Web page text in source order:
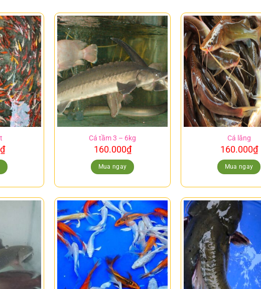
₫
Cá tầm 3 – 6kg
160.000₫
Mua ngay
Cá lăng
160.000₫
Mua ngay